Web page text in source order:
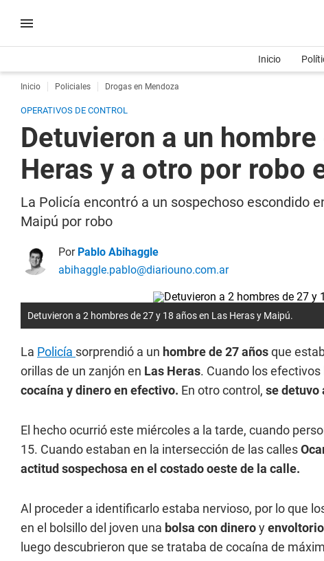
Inicio
Inicio Policiales Drogas en Mendoza
OPERATIVOS DE CONTROL
Detuvieron a un
Heras y a otro por robo
La Policía encontró a un sospechoso escondido
Maipú por robo
Por Pablo Abihaggle
abihaggle.pablo@diariouno.com.ar
Detuvieron a 2 hombres de 27 y 18 años en Las Heras y Maipú.
La Policía sorprendió a un hombre de 27 añosque
orillas de un zanjón en Las Heras. Cuando los
cocaína y dinero en efectivo. En otro control, se detuvo
El hecho ocurrió este miércoles a la tarde, cuando
15. Cuando estaban en la intersección de las calles
actitud sospechosa en el costado oeste de la calle.
Al proceder a identificarlo estaba nervioso, por lo que
en el bolsillo del joven una bolsa con dineroy
luego descubrieron que se trataba de cocaína de